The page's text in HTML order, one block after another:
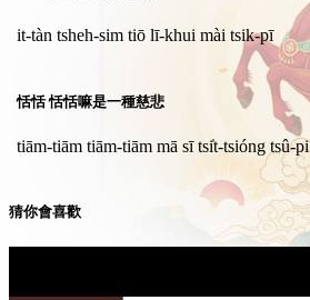
it-tàn tsheh-sim tiō lī-khui mài tsik-pī
恬恬 恬恬嘛是一種慈悲
tiām-tiām tiām-tiām mā sī tsi̍t-tsióng tsû-pi
猜你會喜歡